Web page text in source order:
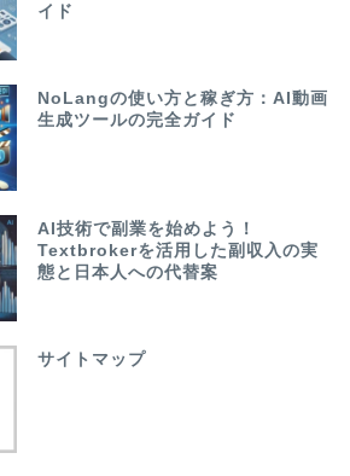
イド
NoLangの使い方と稼ぎ方：AI動画
生成ツールの完全ガイド
AI技術で副業を始めよう！
Textbrokerを活用した副収入の実
態と日本人への代替案
サイトマップ